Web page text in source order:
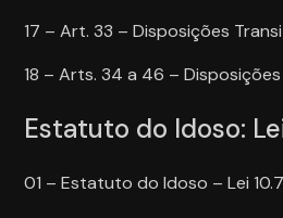
17 – Art. 33 – Disposições
18 – Arts. 34 a 46 – Disposições
Estatuto do Idoso:
01 – Estatuto do Idoso – Lei